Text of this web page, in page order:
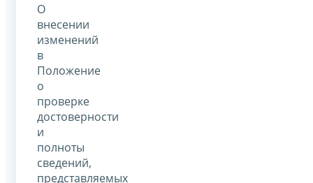
О
внесении
изменений
в
Положение
о
проверке
достоверности
и
полноты
сведений,
представляемых